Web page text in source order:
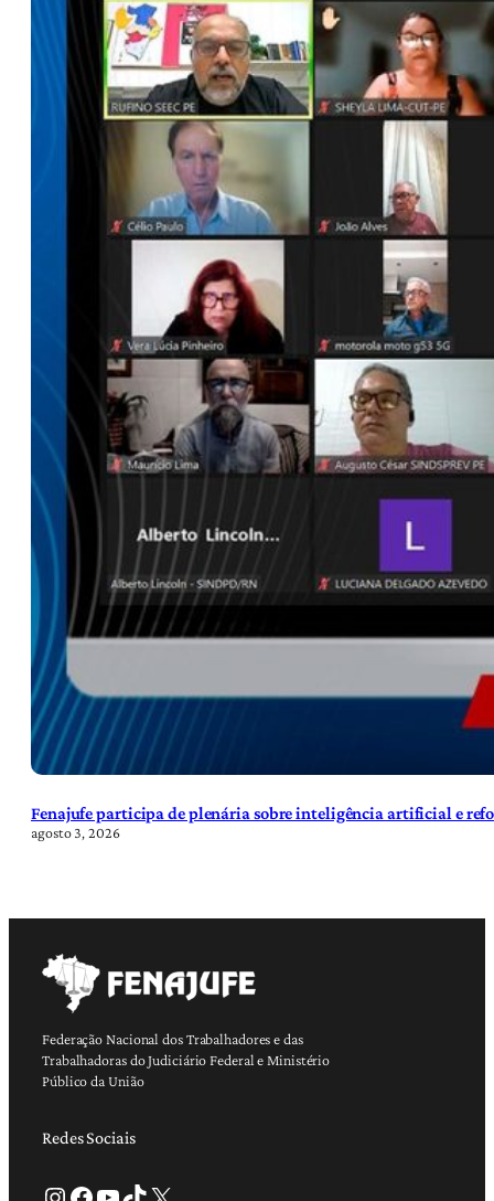
Fenajufe participa de plenária sobre inteligência artificial e
agosto 3, 2026
Federação Nacional dos Trabalhadores e das
Trabalhadoras do Judiciário Federal e Ministério
Público da União
Redes Sociais